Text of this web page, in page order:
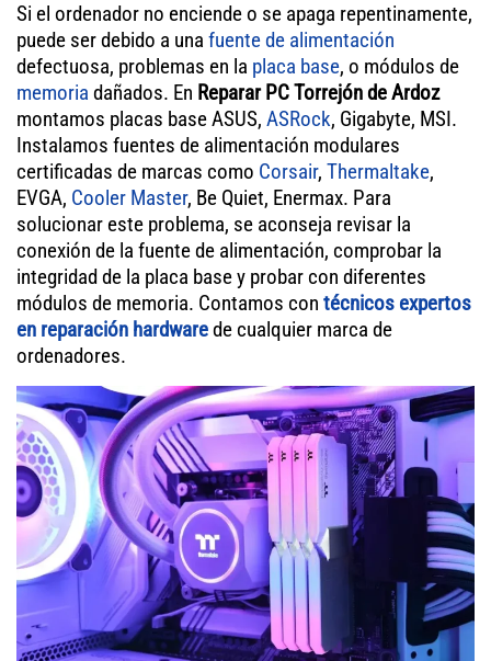
Si el ordenador no enciende o se apaga repentinamente,
puede ser debido a una fuente de alimentación
defectuosa, problemas en la placa base, o módulos de
memoria dañados. En Reparar PC Torrejón de Ardoz
montamos placas base ASUS, ASRock, Gigabyte, MSI.
Instalamos fuentes de alimentación modulares
certificadas de marcas como Corsair, Thermaltake,
EVGA, Cooler Master, Be Quiet, Enermax. Para
solucionar este problema, se aconseja revisar la
conexión de la fuente de alimentación, comprobar la
integridad de la placa base y probar con diferentes
módulos de memoria. Contamos con técnicos expertos
en reparación hardwarede cualquier marca de
ordenadores.